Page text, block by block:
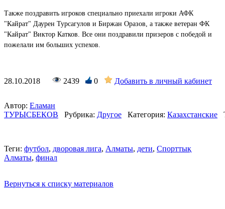
Также поздравить игроков специально приехали игроки АФК
"Кайрат" Даурен Турсагулов и Биржан Оразов, а также ветеран ФК
"Кайрат" Виктор Катков. Все они поздравили призеров с победой и
пожелали им больших успехов.
28.10.2018 2439 0 Добавить в личный кабинет
Автор: Еламан
ТУРЫСБЕКОВ
Рубрика: Другое Категория: Казахстанские
Теги: футбол, дворовая лига, Алматы, дети, Спорттық
Алматы, финал
Вернуться к списку материалов